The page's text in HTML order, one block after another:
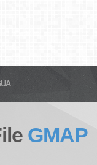
GMAP